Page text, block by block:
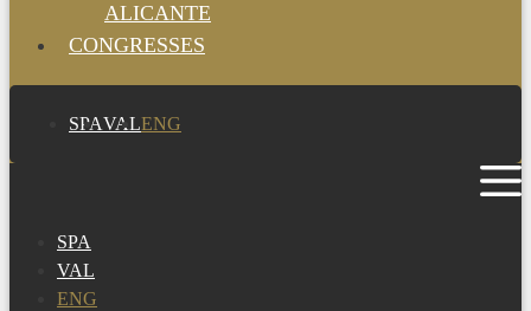
ALICANTE
CONGRESSES
SPAVALENG
SPA
VAL
ENG